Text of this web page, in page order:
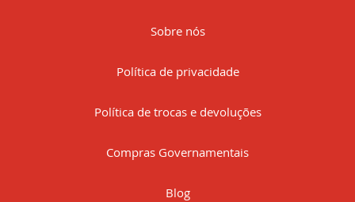
Sobre nós
Política de privacidade
Política de trocas e devoluções
Compras Governamentais
Blog